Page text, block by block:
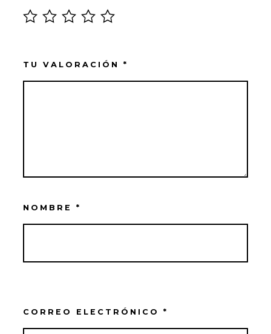
TU VALORACIÓN *
NOMBRE *
CORREO ELECTRÓNICO *